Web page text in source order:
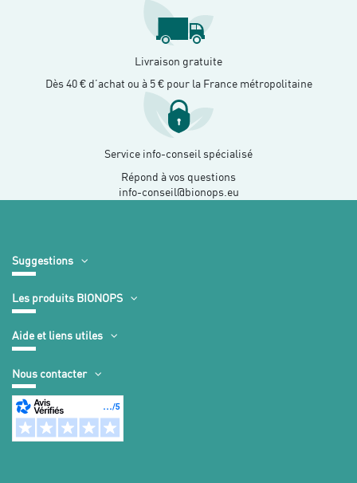
Livraison gratuite
Dès 40 € d’achat ou à 5 € pour la France métropolitaine
Service info-conseil spécialisé
Répond à vos questions
info-conseil@bionops.eu
Suggestions
Les produits BIONOPS
Aide et liens utiles
Nous contacter